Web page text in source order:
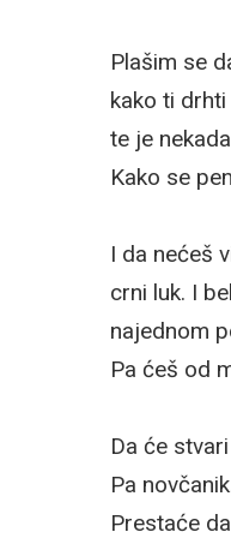
Plašim se
kako ti
te je
Kako se
I da nećeš
crni luk. I
najednom
Pa ćeš od
Da će
Pa
Prestaće